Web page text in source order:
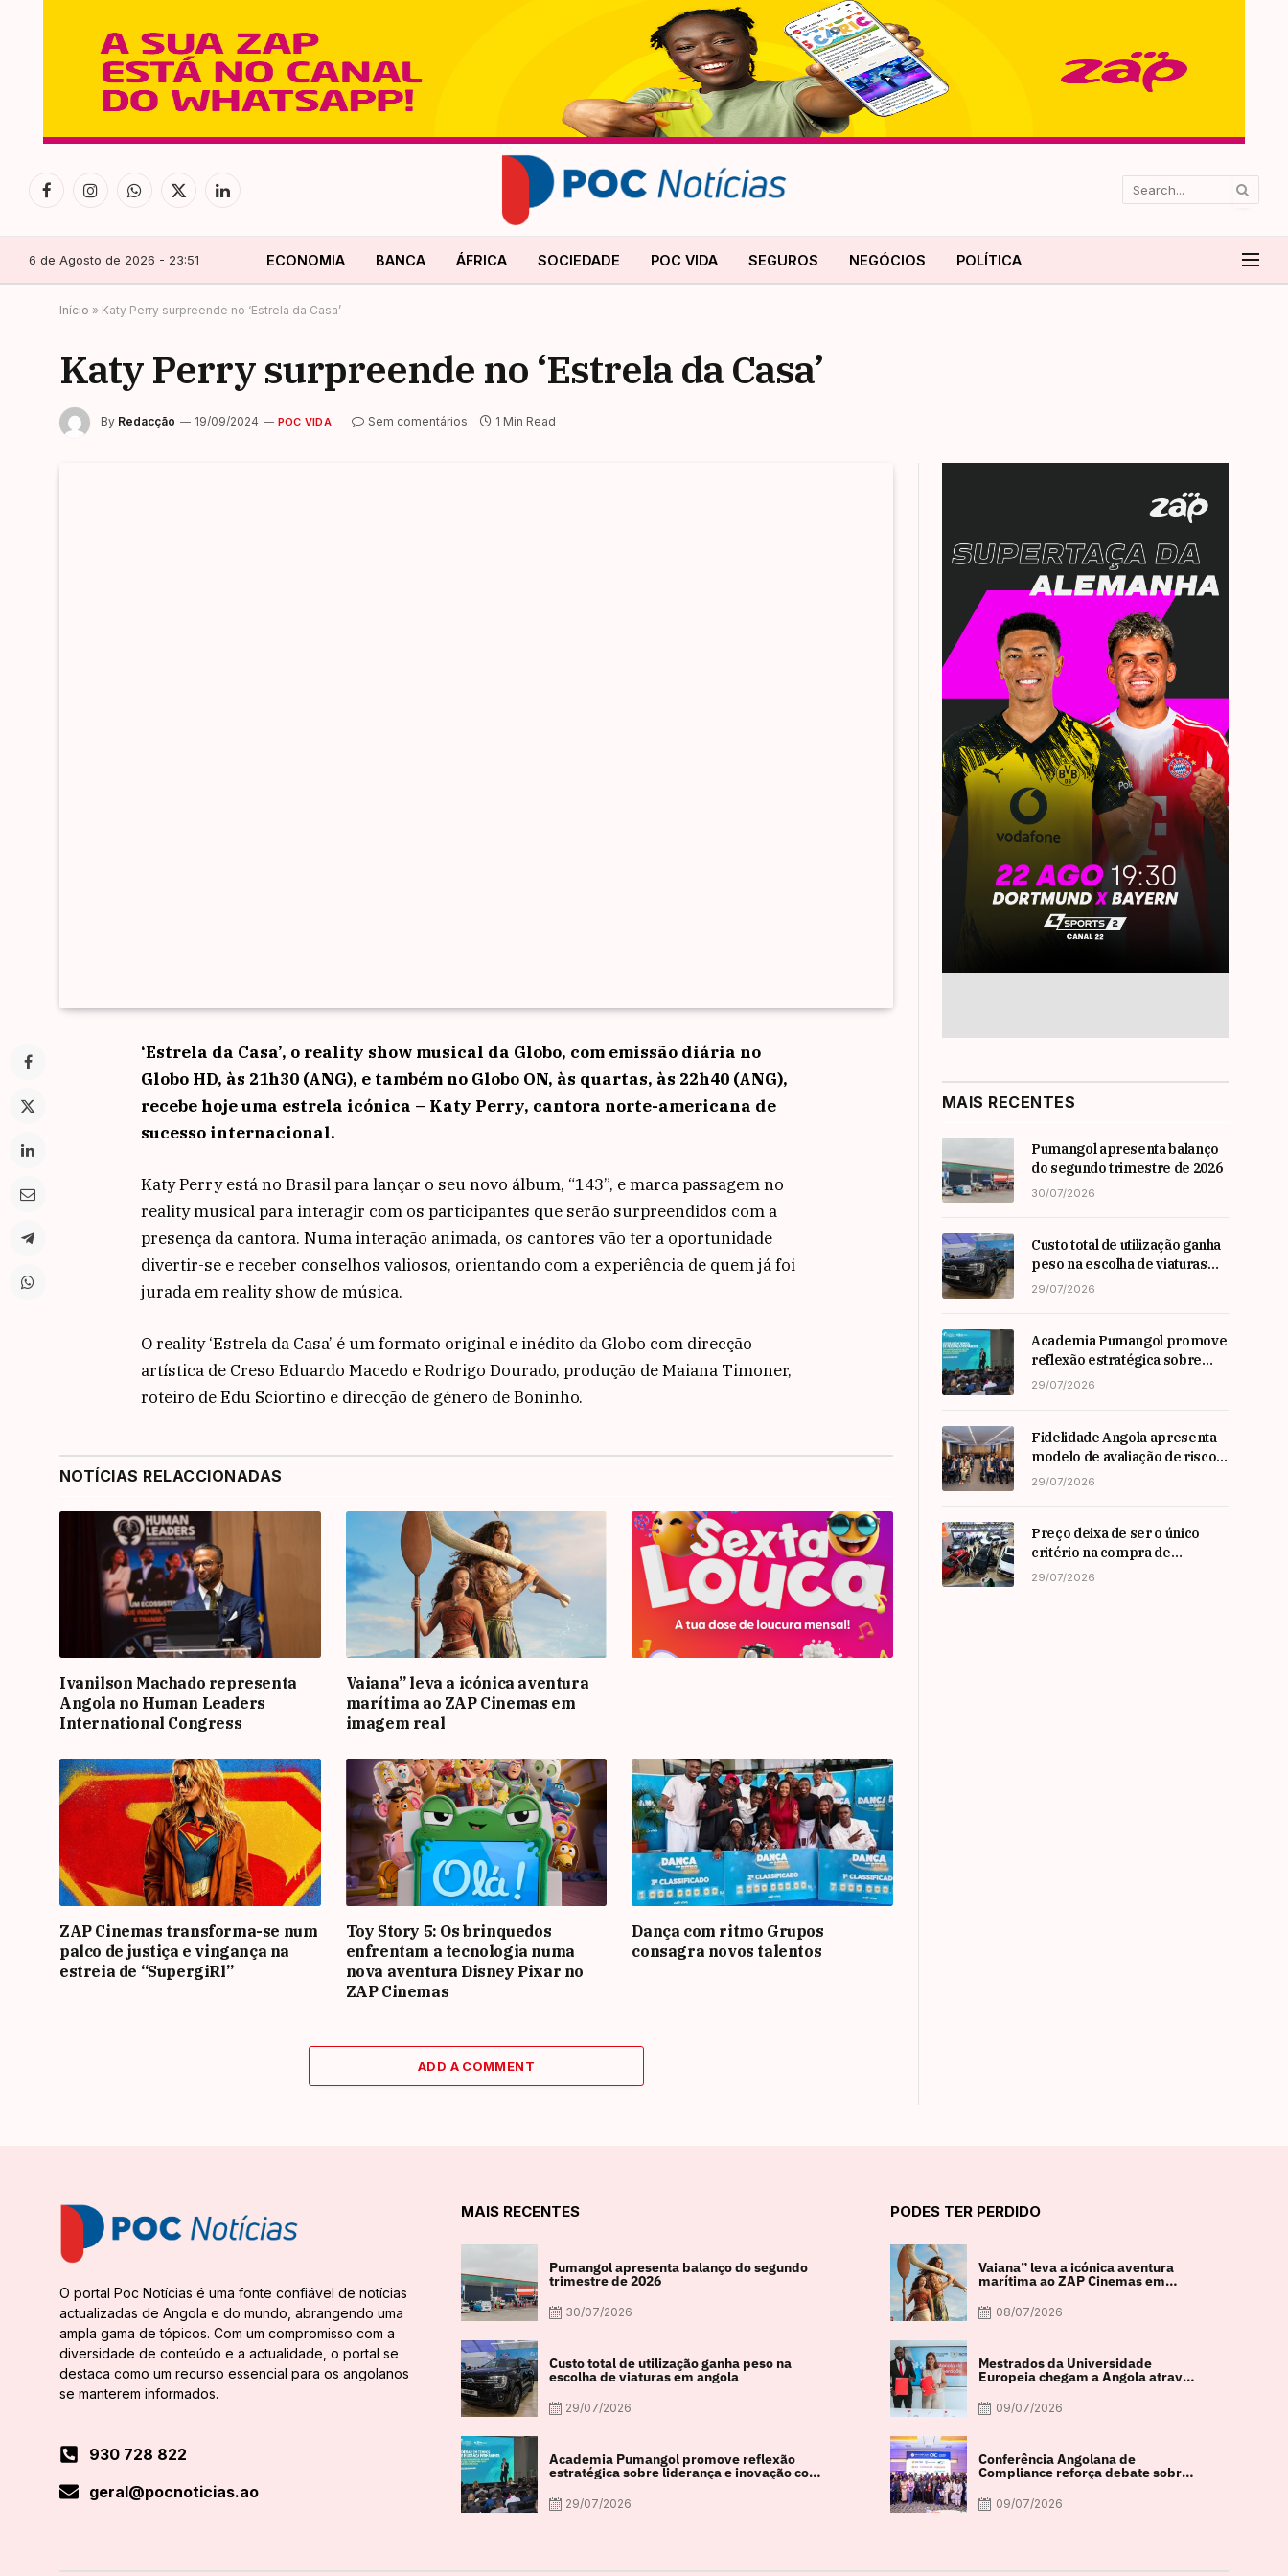
FacebookInstagramWhatsApp
X
LinkedIn
6 de Agosto de 2026 - 23:51 ECONOMIA BANCA ÁFRICA SOCIEDADE POC VIDA SEGUROS NEGÓCIOS POLÍTICA
Início » Katy Perry surpreende no ‘Estrela da Casa’
Katy Perry surpreende no ‘Estrela da Casa’
By Redacção 19/09/2024 POC VIDA Sem comentários 1 Min Read
‘Estrela da Casa’, o reality show musical da Globo, com emissão diária no
Globo HD, às 21h30 (ANG), e também no Globo ON, às quartas, às 22h40 (ANG),
recebe hoje uma estrela icónica – Katy Perry, cantora norte-americana de
sucesso internacional.
Katy Perry está no Brasil para lançar o seu novo álbum, “143”, e marca passagem no
reality musical para interagir com os participantes que serão surpreendidos com a
presença da cantora. Numa interação animada, os cantores vão ter a oportunidade
divertir-se e receber conselhos valiosos, orientando com a experiência de quem já foi
jurada em reality show de música.
O reality ‘Estrela da Casa’ é um formato original e inédito da Globo com direcção
artística de Creso Eduardo Macedo e Rodrigo Dourado, produção de Maiana Timoner,
roteiro de Edu Sciortino e direcção de género de Boninho.
NOTÍCIAS RELACCIONADAS
Ivanilson Machado representa
Angola no Human Leaders
International Congress
Vaiana” leva a icónica aventura
marítima ao ZAP Cinemas em
imagem real
ZAP Cinemas transforma-se num
palco de justiça e vingança na
estreia de “SupergiRl”
Toy Story 5: Os brinquedos
enfrentam a tecnologia numa
nova aventura Disney Pixar no
ZAP Cinemas
Dança com ritmo Grupos
consagra novos talentos
ADD A COMMENT
MAIS RECENTES
Pumangol apresenta balanço
do segundo trimestre de 2026
30/07/2026
Custo total de utilização ganha
peso na escolha de viaturas
em angola
29/07/2026
Academia Pumangol promove
reflexão estratégica sobre
liderança e inovação com
29/07/2026
Fidelidade Angola apresenta
modelo de avaliação de risco
em Workshop da ARSEG
29/07/2026
Preço deixa de ser o único
critério na compra de
automóveis em angola
29/07/2026
O portal Poc Notícias é uma fonte confiável de notícias
actualizadas de Angola e do mundo, abrangendo uma
ampla gama de tópicos. Com um compromisso com a
diversidade de conteúdo e a actualidade, o portal se
destaca como um recurso essencial para os angolanos
se manterem informados.
930 728 822
geral@pocnoticias.ao
MAIS RECENTES
Pumangol apresenta balanço do segundo
trimestre de 2026
30/07/2026
Custo total de utilização ganha peso na
escolha de viaturas em angola
29/07/2026
Academia Pumangol promove reflexão
estratégica sobre liderança e inovação com
especialista internacional Nadim Habib
29/07/2026
PODES TER PERDIDO
Vaiana” leva a icónica aventura
marítima ao ZAP Cinemas em
08/07/2026
Mestrados da Universidade
Europeia chegam a Angola através
de parceria com a FACUL
09/07/2026
Conferência Angolana de
Compliance reforça debate sobre
integridade e crescimento
económico
09/07/2026